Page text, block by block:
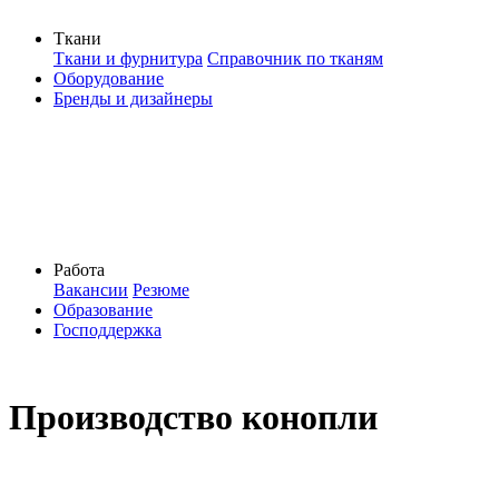
Ткани
Ткани и фурнитура Справочник по тканям
Оборудование
Бренды и дизайнеры
Работа
Вакансии Резюме
Образование
Господдержка
Производство конопли